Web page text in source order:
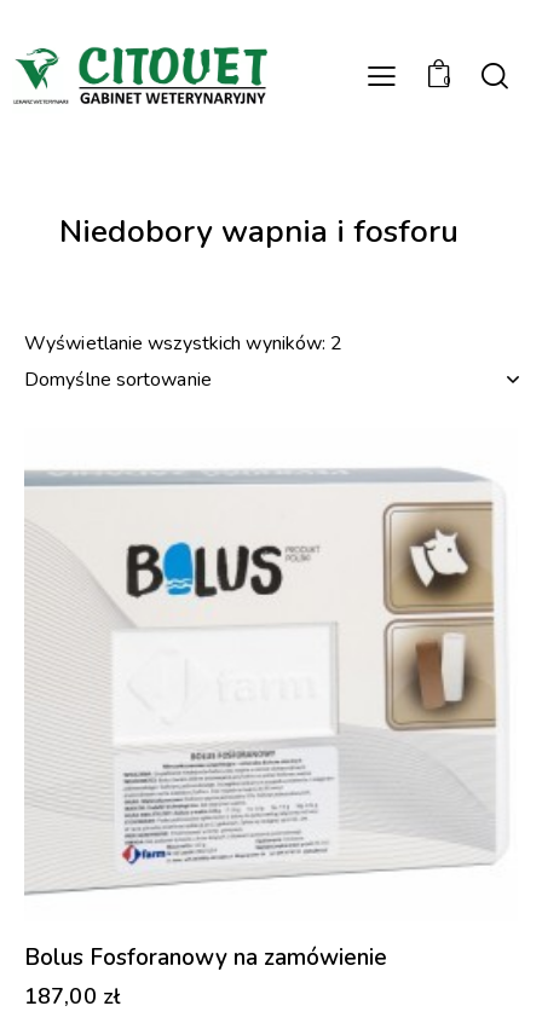
0
Niedobory wapnia i fosforu
Wyświetlanie wszystkich wyników: 2
Bolus Fosforanowy na zamówienie
187,00 zł